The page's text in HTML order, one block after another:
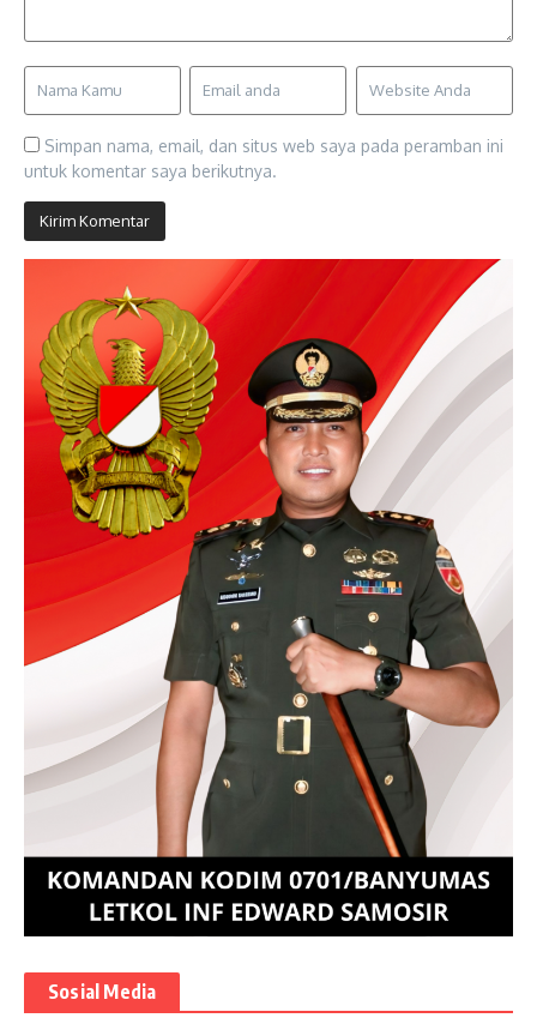
Simpan nama, email, dan situs web saya pada peramban ini
untuk komentar saya berikutnya.
Sosial Media